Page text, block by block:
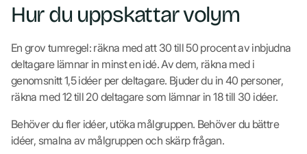
Hur du uppskattar volym
En grov tumregel: räkna med att 30 till 50 procent av inbjudna
deltagare lämnar in minst en idé. Av dem, räkna med i
genomsnitt 1,5 idéer per deltagare. Bjuder du in 40 personer,
räkna med 12 till 20 deltagare som lämnar in 18 till 30 idéer.
Behöver du fler idéer, utöka målgruppen. Behöver du bättre
idéer, smalna av målgruppen och skärp frågan.